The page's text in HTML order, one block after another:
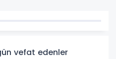
vefat edenler